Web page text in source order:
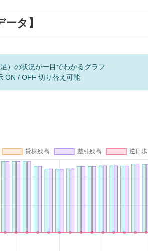
タ】
）の状況が一目でわかるグラフ
ON / OFF 切り替え可能